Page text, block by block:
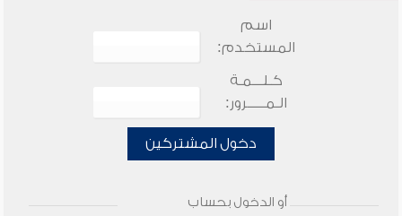
اسم
المستخدم:
كـلـــمـة
الـمـــــرور:
دخول المشتركين
أو الدخول بحساب